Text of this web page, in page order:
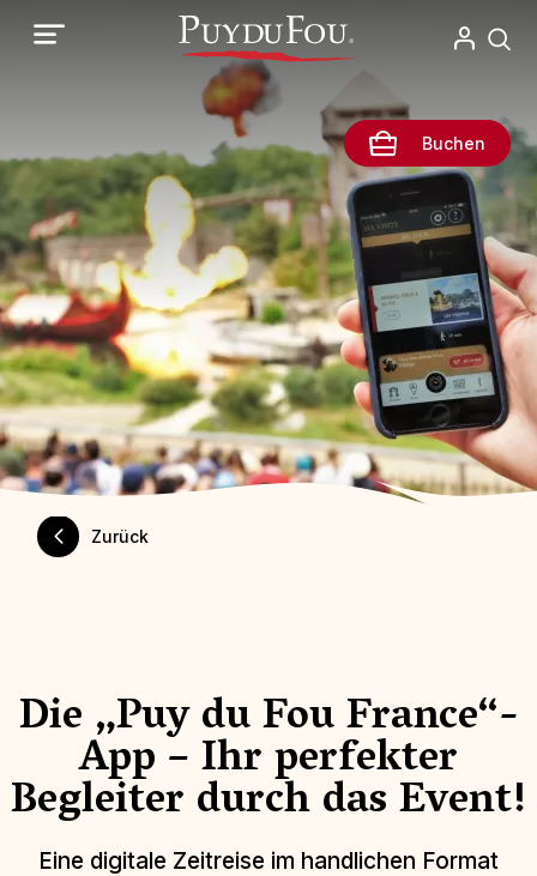
zum
Inhalt
Buchen
Zurück
Die „Puy du Fou France“-
App – Ihr perfekter
Begleiter durch das Event!
Eine digitale Zeitreise im handlichen Format